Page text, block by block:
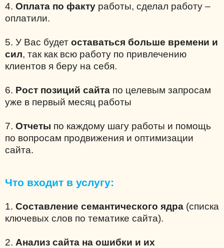
4. Оплата по факту работы, сделал работу –
оплатили.
5. У Вас будет оставаться больше времени и
сил, так как всю работу по привлечению
клиентов я беру на себя.
6. Рост позиций сайта по целевым запросам
уже в первый месяц работы
7. Отчеты по каждому шагу работы и помощь
по вопросам продвижения и оптимизации
сайта.
Что входит в услугу:
1. Составление семантического ядра (списка
ключевых слов по тематике сайта).
2. Анализ сайта на ошибки и их